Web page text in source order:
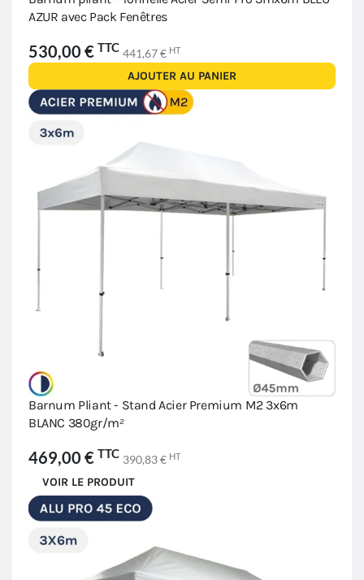
AZUR avec Pack Fenêtres
530,00 € TTC 441,67 € HT
AJOUTER AU PANIER
Barnum Pliant - Stand Acier Premium M2 3x6m
BLANC 380gr/m²
469,00 € TTC 390,83 € HT
VOIR LE PRODUIT